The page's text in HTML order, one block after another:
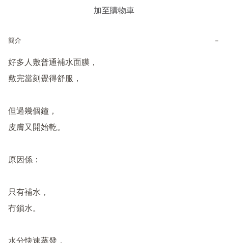
加至購物車
簡介 −
好多人敷普通補水面膜，
敷完當刻覺得舒服，
但過幾個鐘，
皮膚又開始乾。
原因係：
只有補水，
冇鎖水。